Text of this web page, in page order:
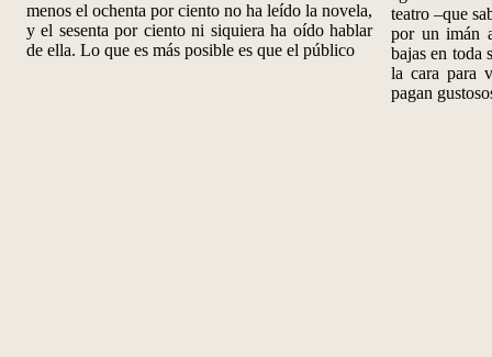
menos el ochenta por ciento no ha leído la novela,
y el sesenta por ciento ni siquiera ha oído hablar
de ella. Lo que es más posible es que el público
teatro –que
por un imán
bajas en toda
la cara para
pagan